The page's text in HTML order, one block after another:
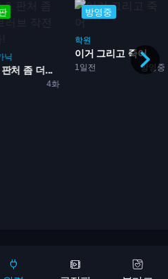
닉
4화
처 좀 더...
방영중
학원
1일전 방영중
이거 그리고 죽어
aniabout.com. All Rights Reserved